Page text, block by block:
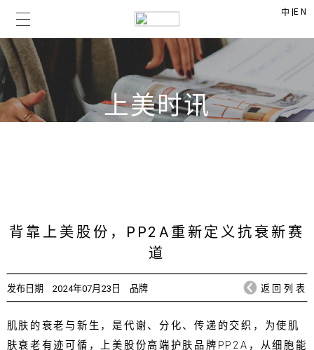
中 |EN
上美时讯
背靠上美股份，PP2A重新定义抗衰新赛
道
发布日期 2024年07月23日 品牌 返回列表
肌肤的衰老与新生，是代谢、分化、传递的交织，为使肌
肤衰老有迹可循，上美股份高端护肤品牌PP2A，从细胞能